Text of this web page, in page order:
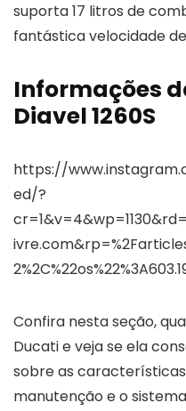
suporta 17 litros de
fantástica velocidade
Informações
Diavel 1260S
https://
ed/?
Confira nesta seção,
Ducati e veja se ela
sobre as
manutenção e o